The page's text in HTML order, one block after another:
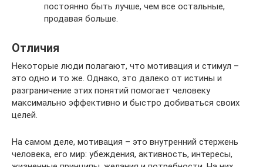
постоянно быть лучше, чем все остальные,
продавая больше.
Отличия
Некоторые люди полагают, что мотивация и стимул –
это одно и то же. Однако, это далеко от истины и
разграничение этих понятий помогает человеку
максимально эффективно и быстро добиваться своих
целей.
На самом деле, мотивация – это внутренний стержень
человека, его мир: убеждения, активность, интересы,